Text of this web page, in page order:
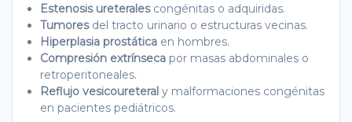
Estenosis ureteralescongénitas o adquiridas.
Tumoresdel tracto urinario o estructuras vecinas.
Hiperplasia prostática en hombres.
Compresión extrínseca por masas abdominales o
retroperitoneales.
Reflujo vesicoureteral y malformaciones congénitas
en pacientes pediátricos.